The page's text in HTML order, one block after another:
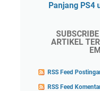
Panjang PS4
ARTIKEL
RSS Feed
RSS Feed